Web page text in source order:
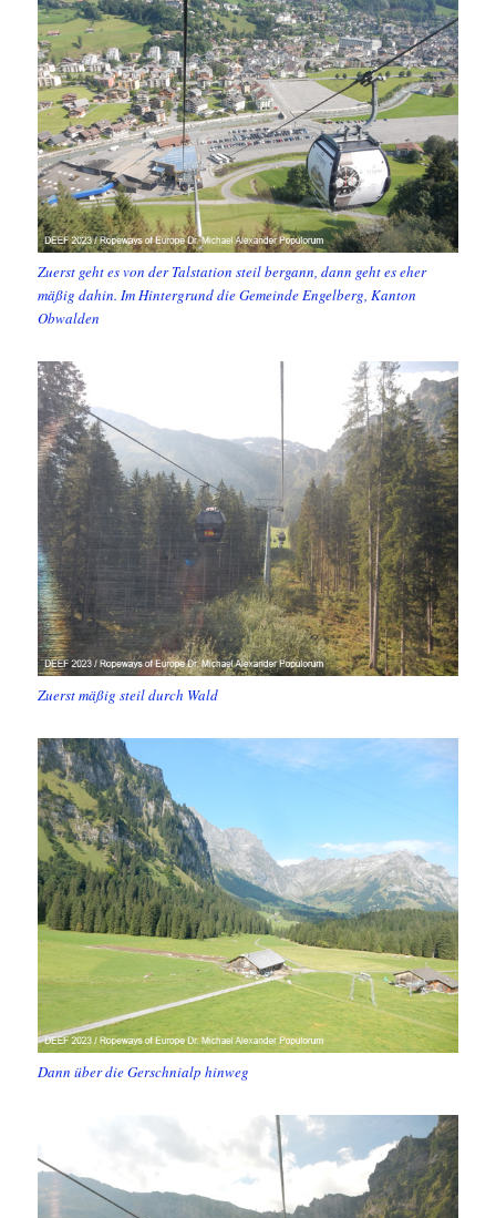
Zuerst geht es von der Talstation steil bergann, dann geht es eher
mäßig dahin. Im Hintergrund die Gemeinde Engelberg, Kanton
Obwalden
Zuerst mäßig steil durch Wald
Dann über die Gerschnialp hinweg